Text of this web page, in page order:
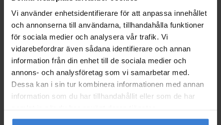
Vi använder enhetsidentifierare för att anpassa innehållet
och annonserna till användarna, tillhandahålla funktioner
för sociala medier och analysera vår trafik. Vi
vidarebefordrar även sådana identifierare och annan
information från din enhet till de sociala medier och
annons- och analysföretag som vi samarbetar med.
Dessa kan i sin tur kombinera informationen med annan
information som du har tillhandahållit eller som de har
Omdömen
Du
Bli den första att lämna ett omdöme.